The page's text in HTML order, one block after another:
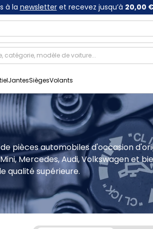
à la newsletteret recevez jusqu’à 20,00
JantesSiègesVolants
pièces automobiles d'occasion
Mercedes, Audi, Volkswagen et
qualité supérieure.